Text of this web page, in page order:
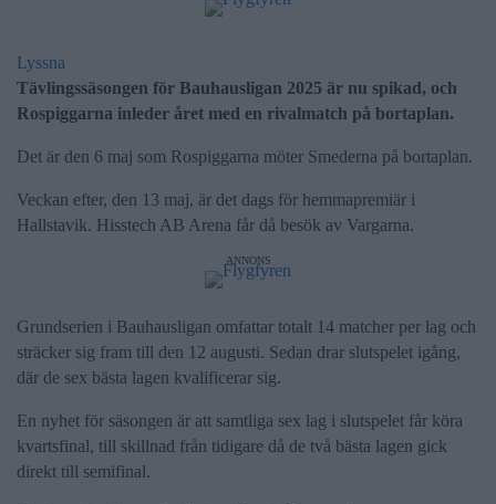
Lyssna
Tävlingssäsongen för Bauhausligan 2025 är nu spikad, och
Rospiggarna inleder året med en rivalmatch på bortaplan.
Det är den 6 maj som Rospiggarna möter Smederna på bortaplan.
Veckan efter, den 13 maj, är det dags för hemmapremiär i
Hallstavik. Hisstech AB Arena får då besök av Vargarna.
ANNONS
Grundserien i Bauhausligan omfattar totalt 14 matcher per lag och
sträcker sig fram till den 12 augusti. Sedan drar slutspelet igång,
där de sex bästa lagen kvalificerar sig.
En nyhet för säsongen är att samtliga sex lag i slutspelet får köra
kvartsfinal, till skillnad från tidigare då de två bästa lagen gick
direkt till semifinal.